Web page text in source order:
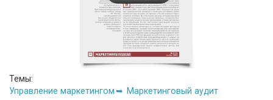
Темы:
Управление маркетингом
Маркетинговый аудит